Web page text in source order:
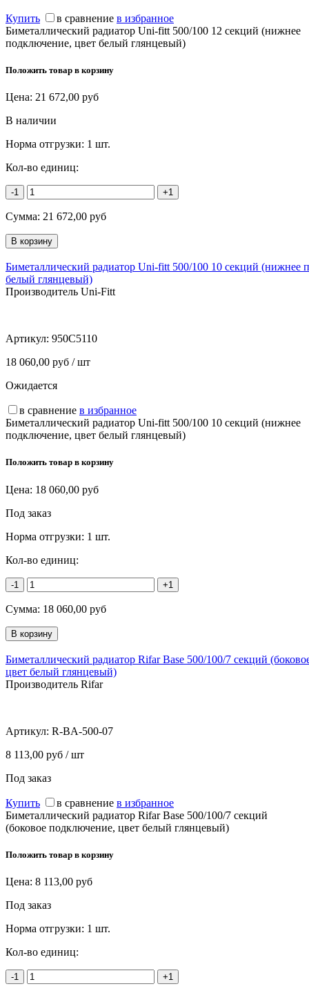
Купить в сравнение в избранное
Биметаллический радиатор Uni-fitt 500/100 12 секций (нижнее
подключение, цвет белый глянцевый)
Положить товар в корзину
Цена: 21 672,00 руб
В наличии
Норма отгрузки: 1 шт.
Кол-во единиц:
-1 +1
Сумма: 21 672,00 руб
Биметаллический радиатор Uni-fitt 500/100 10 секций (нижнее
белый глянцевый)
Производитель Uni-Fitt
Артикул: 950C5110
18 060,00 руб / шт
Ожидается
в сравнение в избранное
Биметаллический радиатор Uni-fitt 500/100 10 секций (нижнее
подключение, цвет белый глянцевый)
Положить товар в корзину
Цена: 18 060,00 руб
Под заказ
Норма отгрузки: 1 шт.
Кол-во единиц:
-1 +1
Сумма: 18 060,00 руб
Биметаллический радиатор Rifar Base 500/100/7 секций
цвет белый глянцевый)
Производитель Rifar
Артикул: R-BA-500-07
8 113,00 руб / шт
Под заказ
Купить в сравнение в избранное
Биметаллический радиатор Rifar Base 500/100/7 секций
(боковое подключение, цвет белый глянцевый)
Положить товар в корзину
Цена: 8 113,00 руб
Под заказ
Норма отгрузки: 1 шт.
Кол-во единиц:
-1 +1